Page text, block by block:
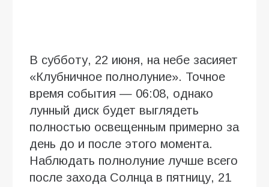
В субботу, 22 июня, на небе засияет
«Клубничное полнолуние». Точное
время события — 06:08, однако
лунный диск будет выглядеть
полностью освещенным примерно за
день до и после этого момента.
Наблюдать полнолуние лучше всего
после захода Солнца в пятницу, 21